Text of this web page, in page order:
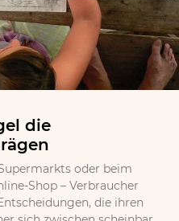
die
oder beim
Shop – Verbraucher
die ihren